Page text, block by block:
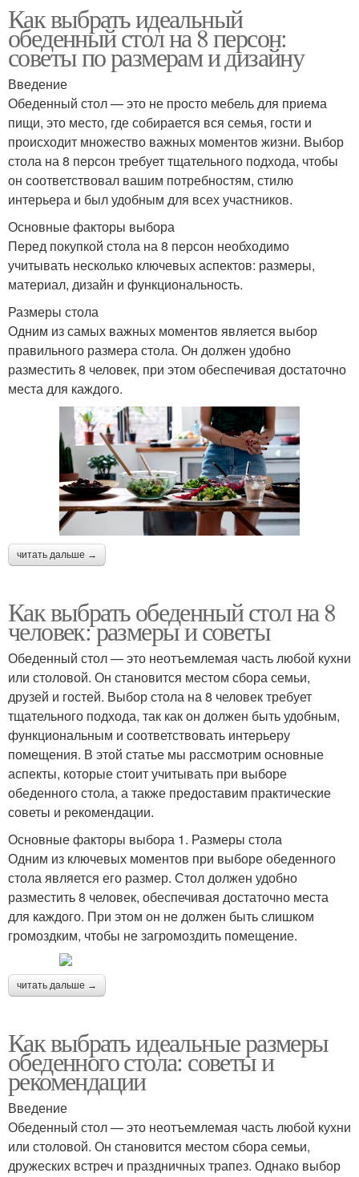
Как выбрать идеальный
обеденный стол на 8 персон:
советы по размерам и дизайну
Введение
Обеденный стол — это не просто мебель для приема
пищи, это место, где собирается вся семья, гости и
происходит множество важных моментов жизни. Выбор
стола на 8 персон требует тщательного подхода, чтобы
он соответствовал вашим потребностям, стилю
интерьера и был удобным для всех участников.
Основные факторы выбора
Перед покупкой стола на 8 персон необходимо
учитывать несколько ключевых аспектов: размеры,
материал, дизайн и функциональность.
Размеры стола
Одним из самых важных моментов является выбор
правильного размера стола. Он должен удобно
разместить 8 человек, при этом обеспечивая достаточно
места для каждого.
читать дальше →
Как выбрать обеденный стол на 8
человек: размеры и советы
Обеденный стол — это неотъемлемая часть любой кухни
или столовой. Он становится местом сбора семьи,
друзей и гостей. Выбор стола на 8 человек требует
тщательного подхода, так как он должен быть удобным,
функциональным и соответствовать интерьеру
помещения. В этой статье мы рассмотрим основные
аспекты, которые стоит учитывать при выборе
обеденного стола, а также предоставим практические
советы и рекомендации.
Основные факторы выбора 1. Размеры стола
Одним из ключевых моментов при выборе обеденного
стола является его размер. Стол должен удобно
разместить 8 человек, обеспечивая достаточно места
для каждого. При этом он не должен быть слишком
громоздким, чтобы не загромоздить помещение.
читать дальше →
Как выбрать идеальные размеры
обеденного стола: советы и
рекомендации
Введение
Обеденный стол — это неотъемлемая часть любой кухни
или столовой. Он становится местом сбора семьи,
дружеских встреч и праздничных трапез. Однако выбор